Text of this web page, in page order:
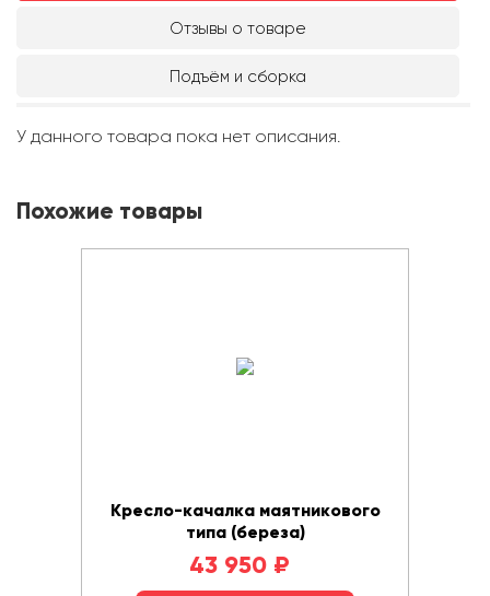
Отзывы о товаре
Подъём и сборка
У данного товара пока нет описания.
Похожие товары
Кресло-качалка маятникового
типа (береза)
43 950 ₽